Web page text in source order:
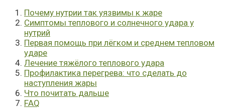
Почему нутрии так уязвимы к жаре
Симптомы теплового и солнечного удара у
нутрий
Первая помощь при лёгком и среднем тепловом
ударе
Лечение тяжёлого теплового удара
Профилактика перегрева: что сделать до
наступления жары
Что почитать дальше
FAQ